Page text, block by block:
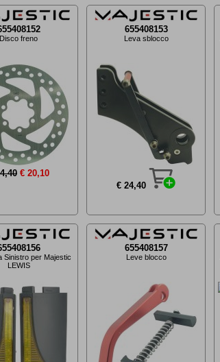
Disco freno
€ 20,10
655408153
Leva sblocco
€ 24,40
Sinistro per Majestic
LEWIS
655408157
Leve blocco